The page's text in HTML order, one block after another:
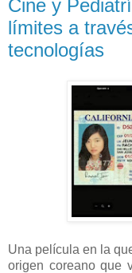
Cine y
límites a
tecnologías
Una película en la
origen coreano que